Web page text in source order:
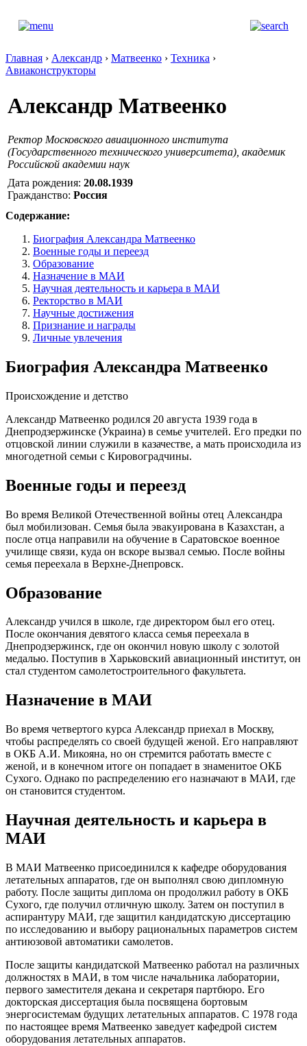
Главная › Александр › Матвеенко › Техника ›
Авиаконструкторы
Александр Матвеенко
Ректор Московского авиационного института
(Государственного технического университета), академик
Российской академии наук
Дата рождения: 20.08.1939
Гражданство: Россия
Содержание:
Биография Александра Матвеенко
Военные годы и переезд
Образование
Назначение в МАИ
Научная деятельность и карьера в МАИ
Ректорство в МАИ
Научные достижения
Признание и награды
Личные увлечения
Биография Александра Матвеенко
Происхождение и детство
Александр Матвеенко родился 20 августа 1939 года в
Днепродзержинске (Украина) в семье учителей. Его предки по
отцовской линии служили в казачестве, а мать происходила из
многодетной семьи с Кировоградчины.
Военные годы и переезд
Во время Великой Отечественной войны отец Александра
был мобилизован. Семья была эвакуирована в Казахстан, а
после отца направили на обучение в Саратовское военное
училище связи, куда он вскоре вызвал семью. После войны
семья переехала в Верхне-Днепровск.
Образование
Александр учился в школе, где директором был его отец.
После окончания девятого класса семья переехала в
Днепродзержинск, где он окончил новую школу с золотой
медалью. Поступив в Харьковский авиационный институт, он
стал студентом самолетостроительного факультета.
Назначение в МАИ
Во время четвертого курса Александр приехал в Москву,
чтобы распределять со своей будущей женой. Его направляют
в ОКБ А.И. Микояна, но он стремится работать вместе с
женой, и в конечном итоге он попадает в знаменитое ОКБ
Сухого. Однако по распределению его назначают в МАИ, где
он становится студентом.
Научная деятельность и карьера в
МАИ
В МАИ Матвеенко присоединился к кафедре оборудования
летательных аппаратов, где он выполнял свою дипломную
работу. После защиты диплома он продолжил работу в ОКБ
Сухого, где получил отличную школу. Затем он поступил в
аспирантуру МАИ, где защитил кандидатскую диссертацию
по исследованию и выбору рациональных параметров систем
антиюзовой автоматики самолетов.
После защиты кандидатской Матвеенко работал на различных
должностях в МАИ, в том числе начальника лаборатории,
первого заместителя декана и секретаря партбюро. Его
докторская диссертация была посвящена бортовым
энергосистемам будущих летательных аппаратов. С 1978 года
по настоящее время Матвеенко заведует кафедрой систем
оборудования летательных аппаратов.